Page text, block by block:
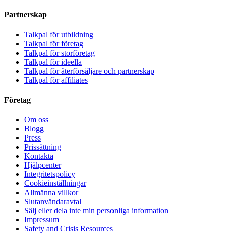
Partnerskap
Talkpal för utbildning
Talkpal för företag
Talkpal för storföretag
Talkpal för ideella
Talkpal för återförsäljare och partnerskap
Talkpal för affiliates
Företag
Om oss
Blogg
Press
Prissättning
Kontakta
Hjälpcenter
Integritetspolicy
Cookieinställningar
Allmänna villkor
Slutanvändaravtal
Sälj eller dela inte min personliga information
Impressum
Safety and Crisis Resources